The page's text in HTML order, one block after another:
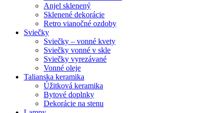
Anjel sklenený
Sklenené dekorácie
Retro vianočné ozdoby
Sviečky
Sviečky – vonné kvety
Sviečky vonné v skle
Sviečky vyrezávané
Vonné oleje
Talianska keramika
Úžitková keramika
Bytové doplnky
Dekorácie na stenu